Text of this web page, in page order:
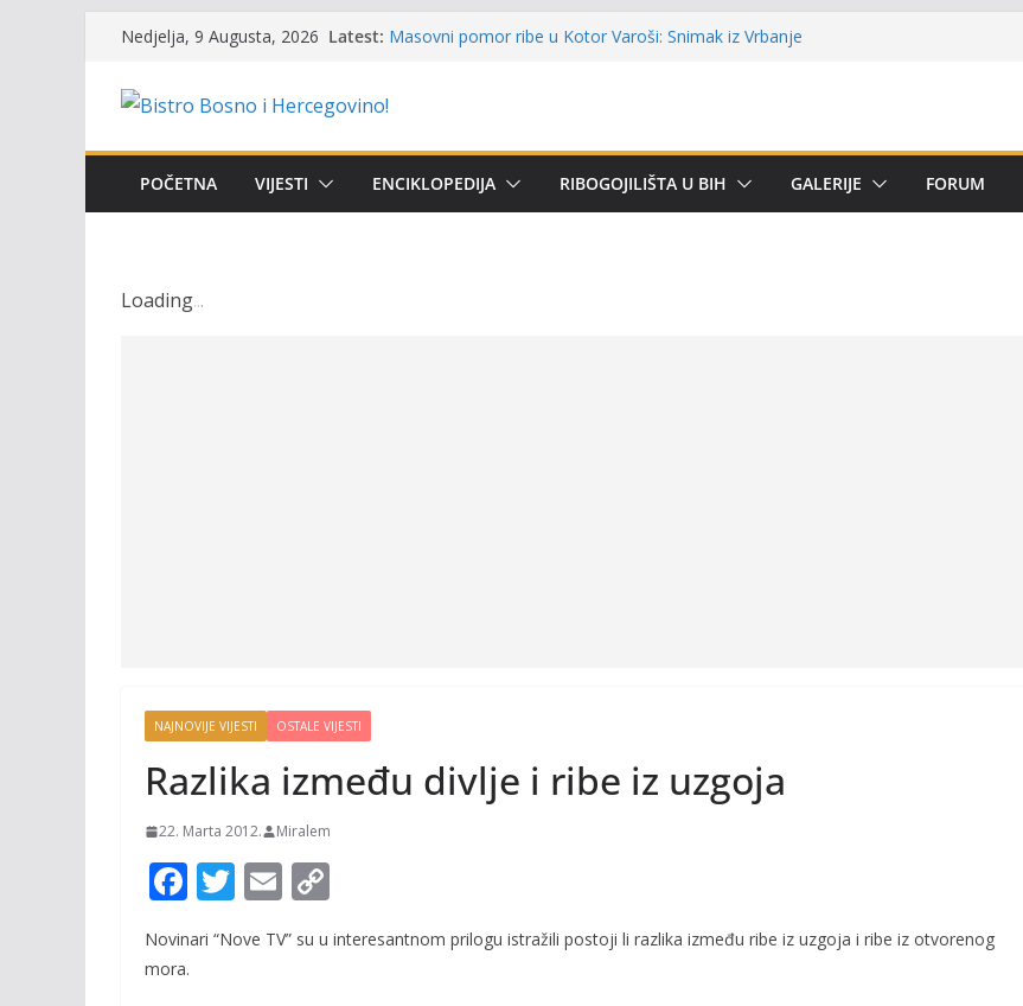
content
Nedjelja, 9 Augusta, 2026 Latest: Održan 15. Memorijalni kup ‘Rafael Grgić – Rafko’: Vogošćani
osvojili prelazni pehar u trajno vlasništvo
Poziv za učešće u Premijer ligi SRS BiH u disciplini ‘Lov šarana
Obavještenje takmičarima za učešće u Premijer ligi BiH za
osobe sa invaliditetom
POČETNA VIJESTI ENCIKLOPEDIJA RIBOGOJILIŠTA U BIH GALERIJE FORUM
Loading...
NAJNOVIJE VIJESTI OSTALE VIJESTI
Razlika između divlje i ribe iz uzgoja
22. Marta 2012. Miralem
F
e
T
itt
E
ai p
Novinari “Nove TV” su u interesantnom prilogu istražili postoji li razlika između ribe iz uzgoja i ribe iz otvorenog
mora.